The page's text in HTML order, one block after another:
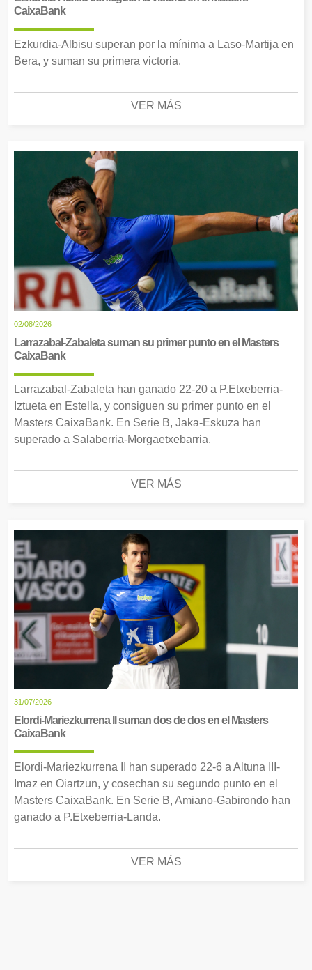
CaixaBank
Ezkurdia-Albisu superan por la mínima a Laso-Martija en
Bera, y suman su primera victoria.
VER MÁS
02/08/2026
Larrazabal-Zabaleta suman su primer punto en el Masters
CaixaBank
Larrazabal-Zabaleta han ganado 22-20 a P.Etxeberria-
Iztueta en Estella, y consiguen su primer punto en el
Masters CaixaBank. En Serie B, Jaka-Eskuza han
superado a Salaberria-Morgaetxebarria.
VER MÁS
31/07/2026
Elordi-Mariezkurrena II suman dos de dos en el Masters
CaixaBank
Elordi-Mariezkurrena II han superado 22-6 a Altuna III-
Imaz en Oiartzun, y cosechan su segundo punto en el
Masters CaixaBank. En Serie B, Amiano-Gabirondo han
ganado a P.Etxeberria-Landa.
VER MÁS